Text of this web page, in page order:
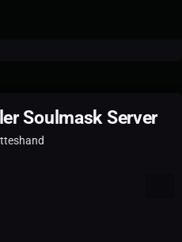
Soulmask Server